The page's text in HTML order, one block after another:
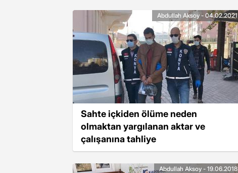
Sahte içkiden ölüme neden
olmaktan yargılanan aktar ve
çalışanına tahliye
Abdullah Aksoy - 04.02.2021
Abdullah Aksoy - 19.06.2018